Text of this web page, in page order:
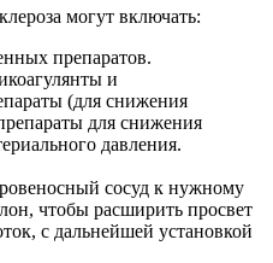
могут включать:
препаратов.
и
(для снижения
для снижения
давления.
сосуд к нужному
чтобы расширить просвет
с дальнейшей установкой